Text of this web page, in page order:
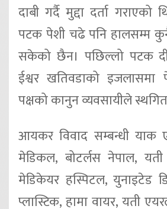
दाबी गर्दै मुद्दा दर्ता गराएको
पटक पेशी चढे पनि हालसम्म
सकेको छैन। पछिल्लो पटक
ईश्वर खतिवडाको इजलासमा
पक्षको कानुन व्यवसायीले
आयकर विवाद सम्बन्धी याक
मेडिकल, बोटर्लस नेपाल,
मेडिकेयर हस्पिटल, युनाइटेड
प्लास्टिक, हामा वायर, यती